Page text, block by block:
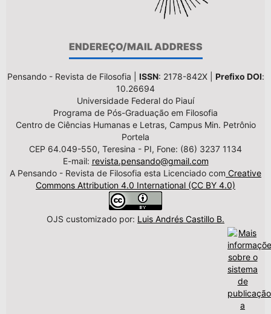
ENDEREÇO/MAIL ADDRESS
Pensando - Revista de Filosofia | ISSN: 2178-842X | Prefixo DOI:
10.26694
Universidade Federal do Piauí
Programa de Pós-Graduação em Filosofia
Centro de Ciências Humanas e Letras, Campus Min. Petrônio
Portela
CEP 64.049-550, Teresina - PI, Fone: (86) 3237 1134
E-mail: revista.pensando@gmail.com
A Pensando - Revista de Filosofia esta Licenciado com Creative
Commons Attribution 4.0 International (CC BY 4.0)
OJS customizado por: Luis Andrés Castillo B.